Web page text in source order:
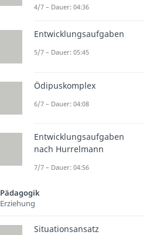
4/7 – Dauer: 04:36
Entwicklungsaufgaben
5/7 – Dauer: 05:45
Ödipuskomplex
6/7 – Dauer: 04:08
Entwicklungsaufgaben
nach Hurrelmann
7/7 – Dauer: 04:56
Pädagogik
Erziehung
Situationsansatz